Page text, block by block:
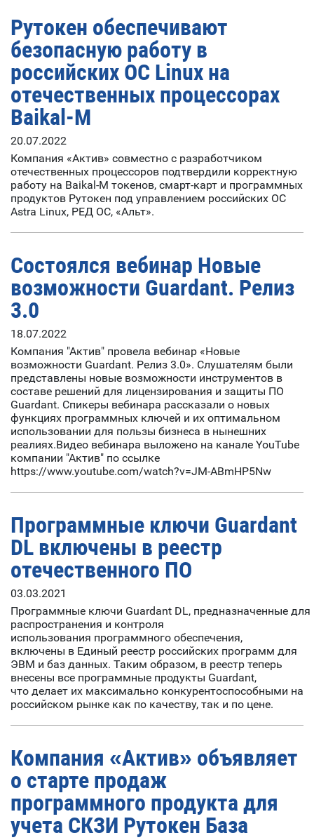
Рутокен обеспечивают
безопасную работу в
российских ОС Linux на
отечественных процессорах
Baikal-M
20.07.2022
Компания «Актив» совместно с разработчиком
отечественных процессоров подтвердили корректную
работу на Baikal-M токенов, смарт-карт и программных
продуктов Рутокен под управлением российских ОС
Astra Linux, РЕД ОС, «Альт».
Состоялся вебинар Новые
возможности Guardant. Релиз
3.0
18.07.2022
Компания "Актив" провела вебинар «Новые
возможности Guardant. Релиз 3.0». Слушателям были
представлены новые возможности инструментов в
составе решений для лицензирования и защиты ПО
Guardant. Спикеры вебинара рассказали о новых
функциях программных ключей и их оптимальном
использовании для пользы бизнеса в нынешних
реалиях.Видео вебинара выложено на канале YouTube
компании "Актив" по ссылке
https://www.youtube.com/watch?v=JM-ABmHP5Nw
Программные ключи Guardant
DL включены в реестр
отечественного ПО
03.03.2021
Программные ключи Guardant DL, предназначенные для
распространения и контроля
использования программного обеспечения,
включены в Единый реестр российских программ для
ЭВМ и баз данных. Таким образом, в реестр теперь
внесены все программные продукты Guardant,
что делает их максимально конкурентоспособными на
российском рынке как по качеству, так и по цене.
Компания «Актив» объявляет
о старте продаж
программного продукта для
учета СКЗИ Рутокен База